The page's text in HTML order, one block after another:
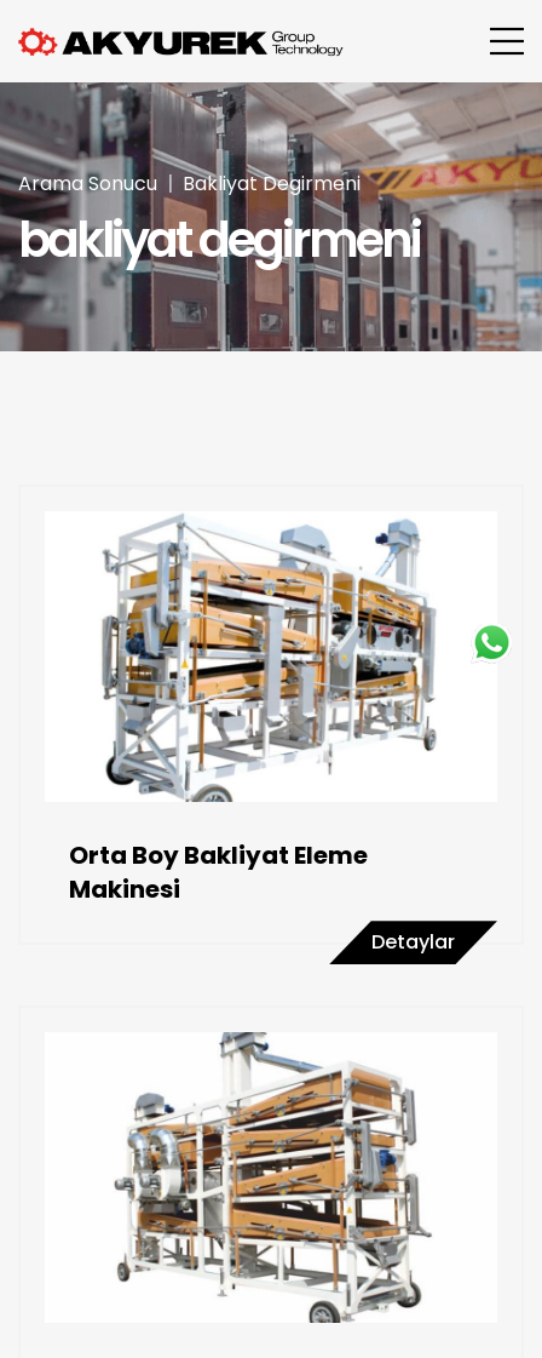
Arama Sonucu Bakliyat Degirmeni
bakliyat degirmeni
Orta Boy Bakliyat Eleme
Makinesi
Detaylar